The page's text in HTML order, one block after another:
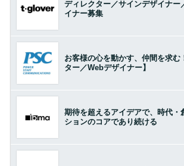
ディレクター／サインデザイナー
イナー募集
お客様の心を動かす、仲間を求む
ター／Webデザイナー】
期待を超えるアイデアで、時代・
ションのコアであり続ける